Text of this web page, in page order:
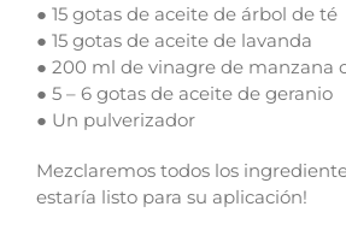
● 15 gotas de aceite de árbol de té
● 15 gotas de aceite de lavanda
● 200 ml de vinagre de manzana
● 5 – 6 gotas de aceite de geranio
● Un pulverizador
Mezclaremos todos los
estaría listo para su aplicación!